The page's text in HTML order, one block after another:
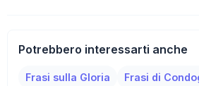
Potrebbero interessarti anche
Frasi sulla Gloria
Frasi di